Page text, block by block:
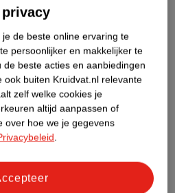
heeft (nog) geen Nature
Score.
privacy
de beste online ervaring te
persoonlijker en makkelijker te
de beste acties en aanbiedingen
buiten Kruidvat.nl relevante
zelf welke cookies je
altijd aanpassen of
over hoe we je gegevens
.